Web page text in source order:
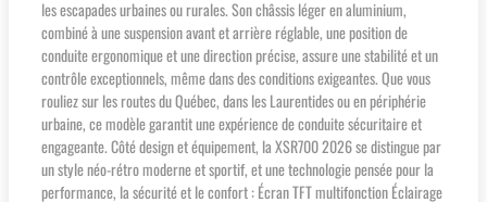
les escapades urbaines ou rurales. Son châssis léger en aluminium,
combiné à une suspension avant et arrière réglable, une position de
conduite ergonomique et une direction précise, assure une stabilité et un
contrôle exceptionnels, même dans des conditions exigeantes. Que vous
rouliez sur les routes du Québec, dans les Laurentides ou en périphérie
urbaine, ce modèle garantit une expérience de conduite sécuritaire et
engageante. Côté design et équipement, la XSR700 2026 se distingue par
un style néo-rétro moderne et sportif, et une technologie pensée pour la
performance, la sécurité et le confort : Écran TFT multifonction Éclairage